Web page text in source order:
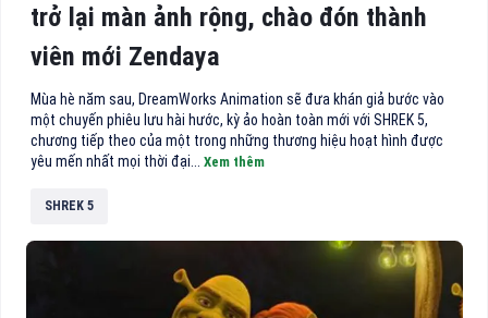
trở lại màn ảnh rộng, chào đón thành
viên mới Zendaya
Mùa hè năm sau, DreamWorks Animation sẽ đưa khán giả bước vào
một chuyến phiêu lưu hài hước, kỳ ảo hoàn toàn mới với SHREK 5,
chương tiếp theo của một trong những thương hiệu hoạt hình được
yêu mến nhất mọi thời đại... Xem thêm
SHREK 5